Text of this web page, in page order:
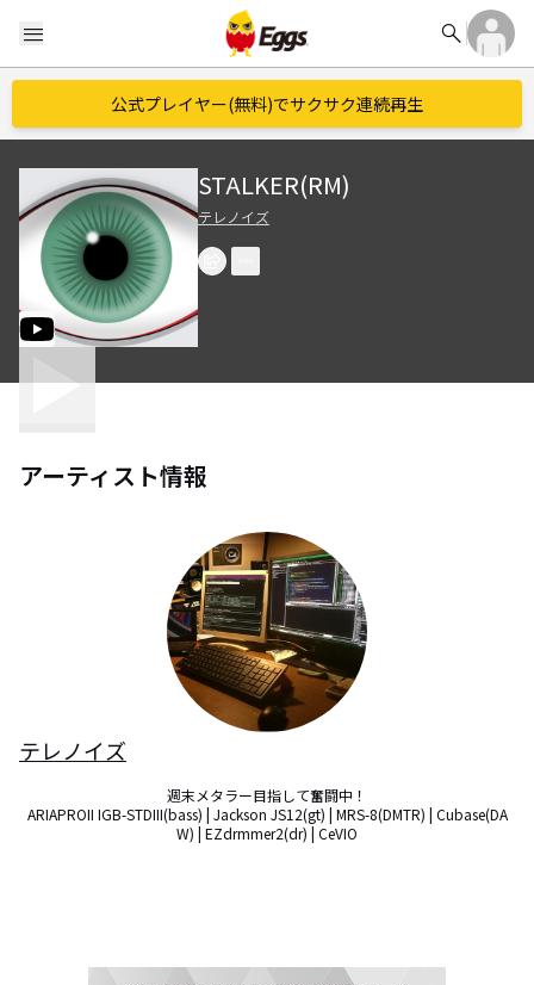
menu search
公式プレイヤー(無料)でサクサク連続再生
STALKER(RM)
テレノイズ
アーティスト情報
テレノイズ
週末メタラー目指して奮闘中！
ARIAPROII IGB-STDIII(bass) | Jackson JS12(gt) | MRS-8(DMTR) | Cubase(DA
W) | EZdrmmer2(dr) | CeVIO